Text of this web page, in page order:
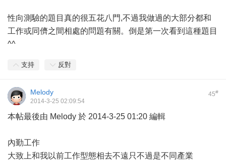
性向測驗的題目真的很五花八門,不過我做過的大部分都和
工作或同儕之間相處的問題有關。倒是第一次看到這種題目
^^
支持 反對
45#
Melody
2014-3-25 02:09:54
本帖最後由 Melody 於 2014-3-25 01:20 編輯
內勤工作
大致上和我以前工作型態相去不遠只不過是不同產業